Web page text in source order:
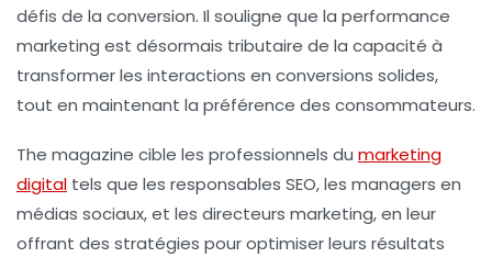
défis de la conversion. Il souligne que la performance
marketing est désormais tributaire de la capacité à
transformer les interactions en conversions solides,
tout en maintenant la préférence des consommateurs.
The magazine cible les professionnels du marketing
digital tels que les responsables SEO, les managers en
médias sociaux, et les directeurs marketing, en leur
offrant des stratégies pour optimiser leurs résultats